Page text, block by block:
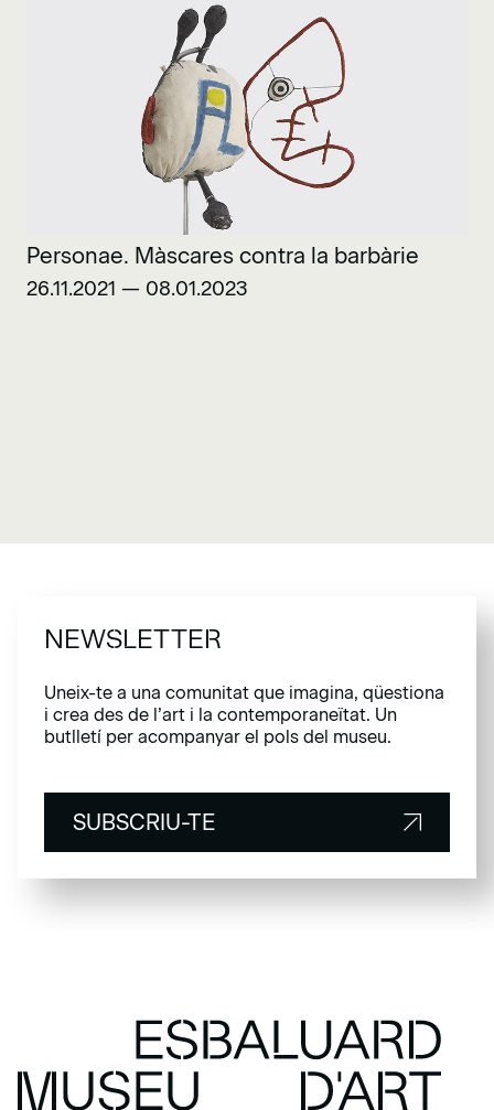
Personae. Màscares contra la barbàrie
26.11.2021 — 08.01.2023
NEWSLETTER
Uneix-te a una comunitat que imagina, qüestiona
i crea des de l’art i la contemporaneïtat. Un
butlletí per acompanyar el pols del museu.
SUBSCRIU-TE
SUBSCRIU-TE